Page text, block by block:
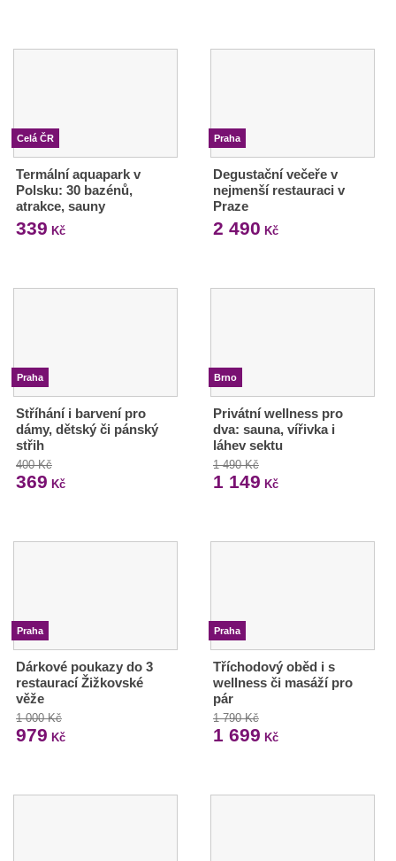
Celá ČR
Termální aquapark v
Polsku: 30 bazénů,
atrakce, sauny
339 Kč
Praha
Degustační večeře v
nejmenší restauraci v
Praze
2 490 Kč
Praha
Stříhání i barvení pro
dámy, dětský či pánský
střih
400 Kč
369 Kč
Brno
Privátní wellness pro
dva: sauna, vířivka i
láhev sektu
1 490 Kč
1 149 Kč
Praha
Dárkové poukazy do 3
restaurací Žižkovské
věže
1 000 Kč
979 Kč
Praha
Tříchodový oběd i s
wellness či masáží pro
pár
1 790 Kč
1 699 Kč